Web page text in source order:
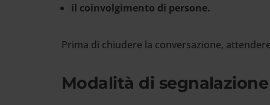
il coinvolgimento di persone.
Prima di chiudere la conversazione,
Modalità di